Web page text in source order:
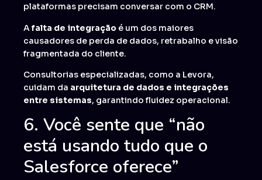
plataformas precisam conversar com o CRM.
Afalta de integração é um dos maiores
causadores de perda de dados, retrabalho e visão
fragmentada do cliente.
Consultorias especializadas, como a Levora,
cuidam da arquitetura de dados e integrações
entre sistemas, garantindo fluidez operacional.
6. Você sente que “não
está usando tudo que o
Salesforce oferece”